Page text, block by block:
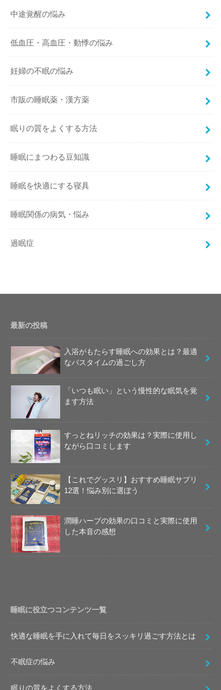
中途覚醒の悩み
低血圧・高血圧・動悸の悩み
妊婦の不眠の悩み
市販の睡眠薬・漢方薬
眠りの質をよくする方法
睡眠にまつわる豆知識
睡眠を快適にする寝具
睡眠関係の病気・悩み
過眠症
最新の投稿
入浴がもたらす睡眠への効果とは？最適
なバスタイムの過ごし方
「いつも眠い」という慢性的な眠気を覚
ます方法
すっとねリッチの効果は？実際に使用し
ながら口コミします
【これでグッスリ】おすすめ睡眠サプリ
12選！悩み別に選ぼう
潤睡ハーブの効果の口コミと実際に使用
した本音の感想
睡眠に役立つコンテンツ一覧
快適な睡眠を手に入れて毎日をスッキリ過ごす方法とは
不眠症の悩み
眠りの質をよくする方法